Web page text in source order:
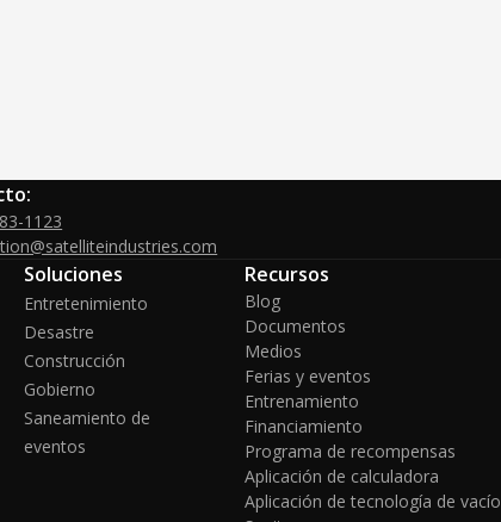
1123
Soluciones
Entretenimiento
Desastre
Construcción
Gobierno
Saneamiento de
eventos
Recursos
Blog
Documentos
Medios
Ferias y eventos
Entrenamiento
Financiamiento
Programa de recompensas
Aplicación de calculadora
Aplicación de tecnología de vacío